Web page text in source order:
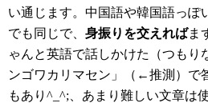
い通じます。中国語や韓国語っぽ
でも同じで、 身振りを交えればま
ゃんと英語で話しかけた（つもり
ンゴワカリマセン」（←推測）で
もあり^_^;、あまり難しい文章は